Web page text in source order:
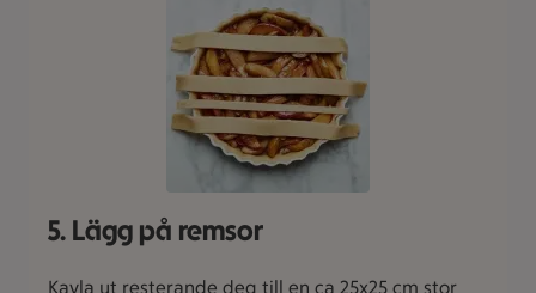
5. Lägg på remsor
Kavla ut resterande deg till en ca 25x25 cm stor